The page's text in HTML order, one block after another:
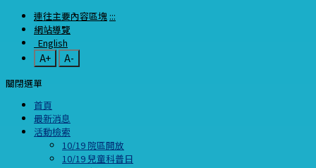
連往主要內容區塊 :::
網站導覽
English
A+
A-
關閉選單
首頁
最新消息
活動檢索
10/19 院區開放
10/19 兒童科普日